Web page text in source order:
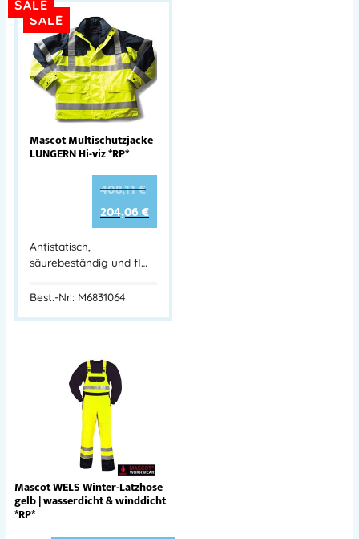
SALE
Mascot Multischutzjacke
LUNGERN Hi-viz *RP*
408,11€
204,06€
Antistatisch,
säurebeständig und fl…
Best.-Nr.: M6831064
SALE
Mascot WELS Winter-Latzhose
gelb | wasserdicht & winddicht
*RP*